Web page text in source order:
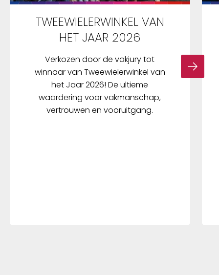
TWEEWIELERWINKEL VAN
HET JAAR 2026
Verkozen door de vakjury tot
winnaar van Tweewielerwinkel van
het Jaar 2026! De ultieme
waardering voor vakmanschap,
vertrouwen en vooruitgang.